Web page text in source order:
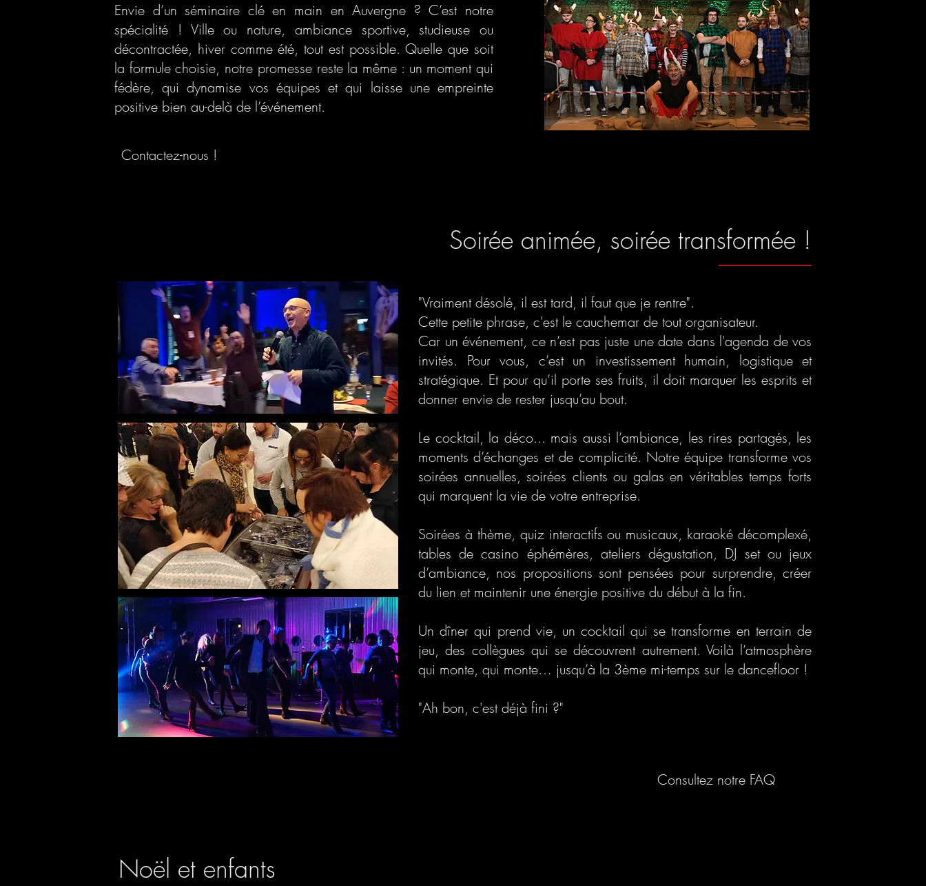
Envie d’un séminaire clé en main en Auvergne ? C’est notre
spécialité ! Ville ou nature, ambiance sportive, studieuse ou
décontractée, hiver comme été, tout est possible. Quelle que soit
la formule choisie, notre promesse reste la même : un moment qui
fédère, qui dynamise vos équipes et qui laisse une empreinte
positive bien au-delà de l’événement.
Contactez-nous !
Soirée animée, soirée transformée !
"Vraiment désolé, il est tard, il faut que je rentre".
Cette petite phrase, c'est le cauchemar de tout organisateur.
Car un événement, ce n’est pas juste une date dans l'agenda de vos
invités. Pour vous, c’est un investissement humain, logistique et
stratégique. Et pour qu’il porte ses fruits, il doit marquer les esprits et
donner envie de rester jusqu’au bout.
Le cocktail, la déco... mais aussi l’ambiance, les rires partagés, les
moments d’échanges et de complicité. Notre équipe transforme vos
soirées annuelles, soirées clients ou galas en véritables temps forts
qui marquent la vie de votre entreprise.
Soirées à thème, quiz interactifs ou musicaux, karaoké décomplexé,
tables de casino éphémères, ateliers dégustation, DJ set ou jeux
d’ambiance, nos propositions sont pensées pour surprendre, créer
du lien et maintenir une énergie positive du début à la fin.
Un dîner qui prend vie, un cocktail qui se transforme en terrain de
jeu, des collègues qui se découvrent autrement. Voilà l’atmosphère
qui monte, qui monte… jusqu’à la 3ème mi-temps sur le dancefloor !
"Ah bon, c'est déjà fini ?"
Consultez notre FAQ
Noël et enfants